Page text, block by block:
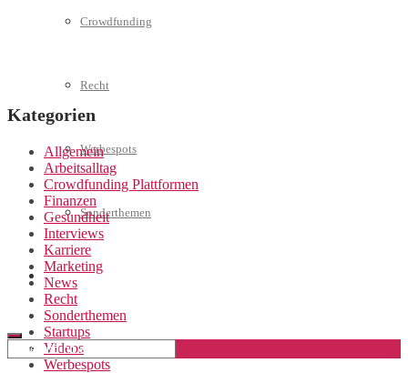
Crowdfunding
Recht
Werbespots
Sonderthemen
Geschäftskonto eröffnen
Kategorien
Allgemein
Arbeitsalltag
Crowdfunding Plattformen
Finanzen
Gesundheit
Interviews
Karriere
Marketing
News
Recht
Sonderthemen
Startups
Videos
Werbespots